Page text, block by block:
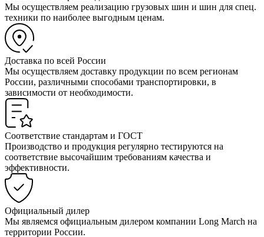
Мы осуществляем реализацию грузовых шин и шин для спец.
техники по наиболее выгодным ценам.
Доставка по всей России
Мы осуществляем доставку продукции по всем регионам
России, различными способами транспортировки, в
зависимости от необходимости.
Соответствие стандартам и ГОСТ
Производство и продукция регулярно тестируются на
соответствие высочайшим требованиям качества и
эффективности.
Официальный дилер
Мы являемся официальным дилером компании Long March на
территории России.